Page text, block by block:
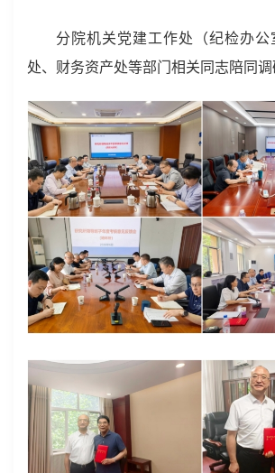
分院机关党建工作处（纪检办公
处、财务资产处等部门相关同志陪同调